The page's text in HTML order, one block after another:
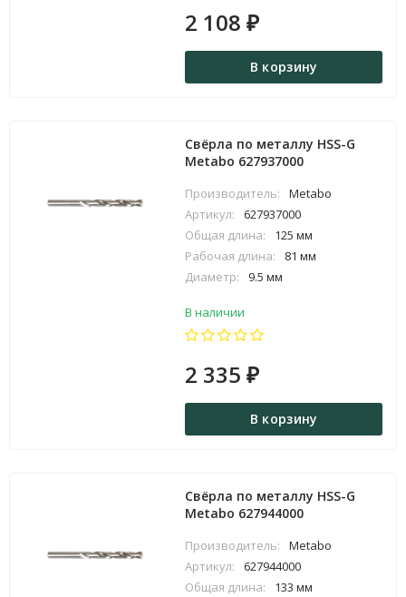
2 108₽
В корзину
Свёрла по металлу HSS-G
Metabo 627937000
Производитель:
Metabo
Артикул:
627937000
Общая длина:
125 мм
Рабочая длина:
81 мм
Диаметр:
9.5 мм
В наличии
2 335₽
В корзину
Свёрла по металлу HSS-G
Metabo 627944000
Производитель:
Metabo
Артикул:
627944000
Общая длина:
133 мм